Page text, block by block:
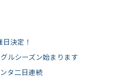
決定！
ルシーズン始まります
タ二日連続